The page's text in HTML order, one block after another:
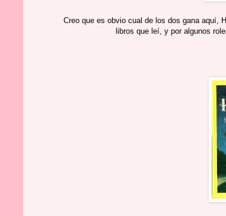
Creo que es obvio cual de los dos gana aquí,
libros que leí, y por algunos